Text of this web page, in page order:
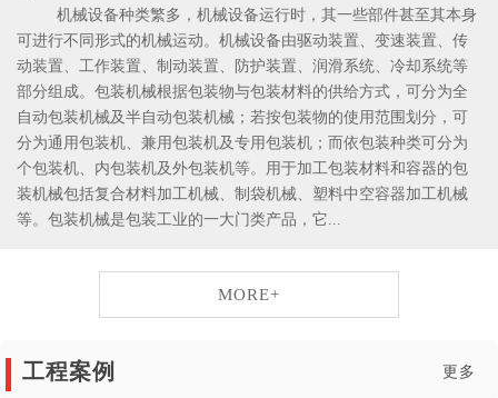
机械设备种类繁多，机械设备运行时，其一些部件甚至其本身
可进行不同形式的机械运动。机械设备由驱动装置、变速装置、传
动装置、工作装置、制动装置、防护装置、润滑系统、冷却系统等
部分组成。包装机械根据包装物与包装材料的供给方式，可分为全
自动包装机械及半自动包装机械；若按包装物的使用范围划分，可
分为通用包装机、兼用包装机及专用包装机；而依包装种类可分为
个包装机、内包装机及外包装机等。用于加工包装材料和容器的包
装机械包括复合材料加工机械、制袋机械、塑料中空容器加工机械
等。包装机械是包装工业的一大门类产品，它...
MORE+
工程案例 更多